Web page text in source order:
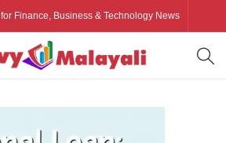
Finance, Business & Technology News